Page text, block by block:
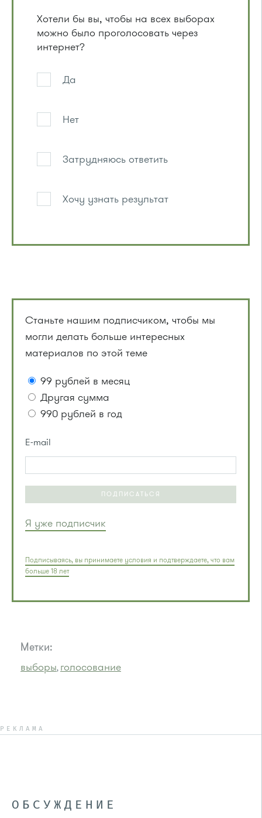
Хотели бы вы, чтобы на всех выборах
можно было проголосовать через
интернет?
Да
Нет
Затрудняюсь ответить
Хочу узнать результат
Станьте нашим подписчиком, чтобы мы
могли делать больше интересных
материалов по этой теме
99 рублей в месяц
Другая сумма
990 рублей в год
E-mail
ПОДПИСАТЬСЯ
Я уже подписчик
Подписываясь, вы принимаете условия и подтверждаете, что вам
больше 18 лет
Метки:
выборы, голосование
РЕКЛАМА
ОБСУЖДЕНИЕ